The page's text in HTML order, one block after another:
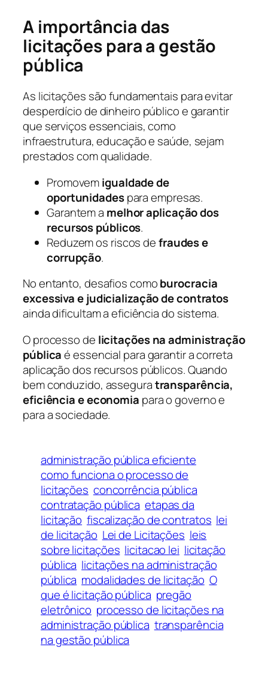
A importância das
licitações para a gestão
pública
As licitações são fundamentais para evitar
desperdício de dinheiro público e garantir
que serviços essenciais, como
infraestrutura, educação e saúde, sejam
prestados com qualidade.
Promovemigualdade de
oportunidadespara empresas.
Garantem a melhor aplicação dos
recursos públicos.
Reduzem os riscos defraudes e
corrupção.
No entanto, desafios comoburocracia
excessiva e judicialização de contratos
ainda dificultam a eficiência do sistema.
O processo de licitações na administração
públicaé essencial para garantir a correta
aplicação dos recursos públicos. Quando
bem conduzido, asseguratransparência,
eficiência e economia para o governo e
para a sociedade.
administração pública eficiente
como funciona o processo de
licitações concorrência pública
contratação pública etapas da
licitação fiscalização de contratos lei
de licitação Lei de Licitações leis
sobre licitações licitacao lei licitação
pública licitações na administração
pública modalidades de licitação O
que é licitação pública pregão
eletrônico processo de licitações na
administração pública transparência
na gestão pública